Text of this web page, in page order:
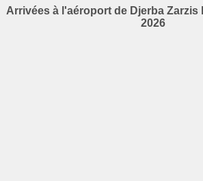
Arrivées à l'aéroport de Djerba Zarzis
2026